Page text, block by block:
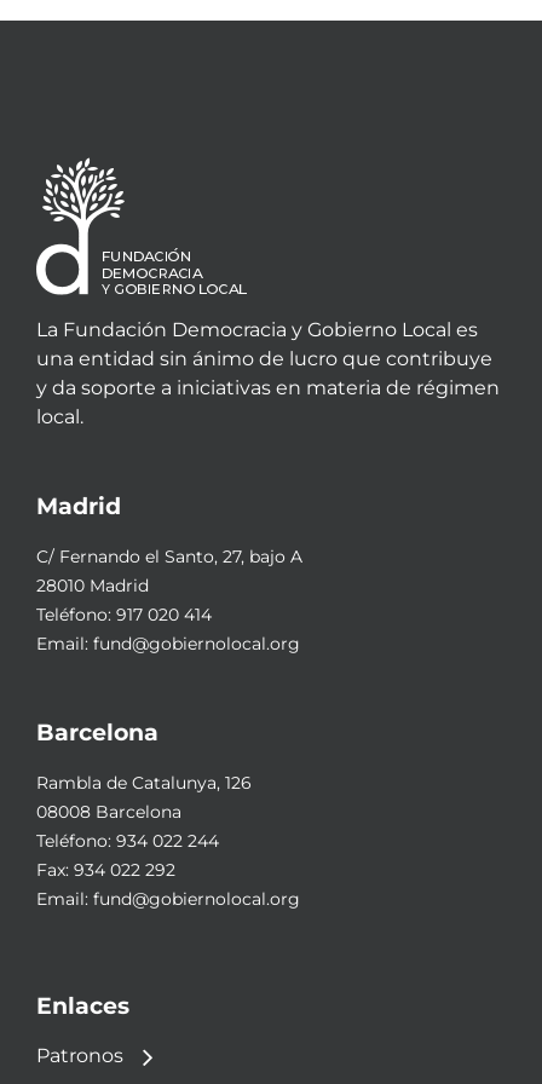
La Fundación Democracia y Gobierno Local es
una entidad sin ánimo de lucro que contribuye
y da soporte a iniciativas en materia de régimen
local.
Madrid
C/ Fernando el Santo, 27, bajo A
28010 Madrid
Teléfono: 917 020 414
Email: fund@gobiernolocal.org
Barcelona
Rambla de Catalunya, 126
08008 Barcelona
Teléfono: 934 022 244
Fax: 934 022 292
Email: fund@gobiernolocal.org
Enlaces
Patronos